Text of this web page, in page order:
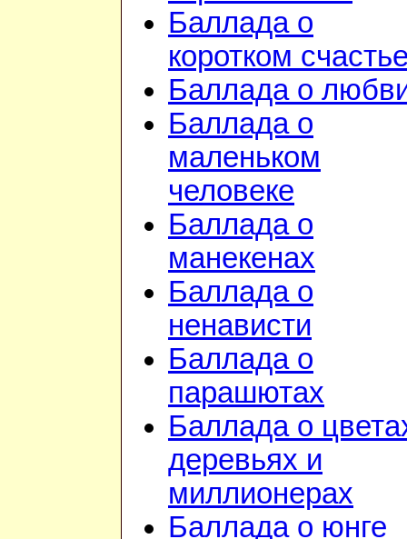
Баллада о
коротком
Баллада о
Баллада о
маленьком
человеке
Баллада о
манекенах
Баллада о
ненависти
Баллада о
парашютах
Баллада о
деревьях и
миллионерах
Баллада о юнге